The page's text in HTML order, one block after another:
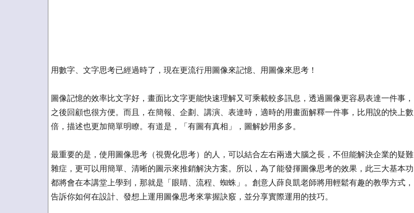
用數字、文字思考已經過時了，現在更流行用圖像來記憶、用圖像來思考！
圖像記憶的效率比文字好，畫面比文字更能快速理解又可乘載較多訊息，透過圖像更容易表達一件事，
之後回顧也很方便。而且，在簡報、企劃、講演、表達時，適時的用畫面解釋一件事，比用說的快上數
倍，描述也更加簡單明瞭。有道是，「有圖有真相」，圖解妙用多多。
最重要的是，使用圖像思考（視覺化思考）的人，可以結合左右兩邊大腦之長，不但能解決企業的疑難
雜症，更可以用簡單、清晰的圖示來推銷解決方案。所以，為了能發揮圖像思考的效果，此三大基本功
都將會在本講堂上學到，那就是「眼睛、流程、蜘蛛」。創意人薛良凱老師將用輕鬆有趣的教學方式，
告訴你如何在設計、發想上運用圖像思考來掌握訣竅，並分享實際運用的技巧。